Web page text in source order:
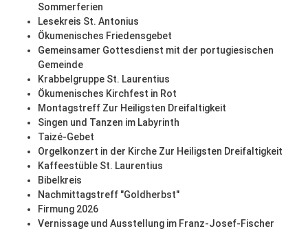
Sommerferien
Lesekreis St. Antonius
Ökumenisches Friedensgebet
Gemeinsamer Gottesdienst mit der portugiesischen
Gemeinde
Krabbelgruppe St. Laurentius
Ökumenisches Kirchfest in Rot
Montagstreff Zur Heiligsten Dreifaltigkeit
Singen und Tanzen im Labyrinth
Taizé-Gebet
Orgelkonzert in der Kirche Zur Heiligsten Dreifaltigkeit
Kaffeestüble St. Laurentius
Bibelkreis
Nachmittagstreff "Goldherbst"
Firmung 2026
Vernissage und Ausstellung im Franz-Josef-Fischer